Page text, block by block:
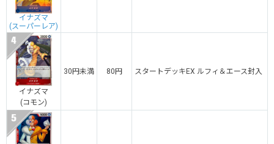
イナズマ
(スーパーレア)
イナズマ
(コモン)
30円未満 80円 スタートデッキEX ルフィ＆エース封入